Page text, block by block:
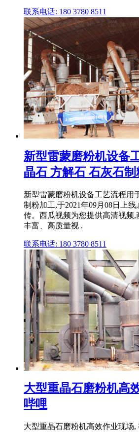
联系电话: 180 3780 8511
新型雷蒙磨粉机设备
晶石 方解石 石灰石制
新型雷蒙磨粉机设备工艺流程用
制粉加工,于2021年09月08日上
传。西瓜视频为您提供高清视频
丰富、高质量视 .
联系电话: 180 3780 8511
大型重晶石磨粉机高
哔哩
大型重晶石磨粉机高效作业现场,